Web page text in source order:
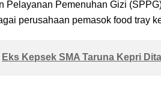
Pelayanan Pemenuhan Gizi
perusahaan pemasok food tray
Eks Kepsek SMA Taruna Kepri